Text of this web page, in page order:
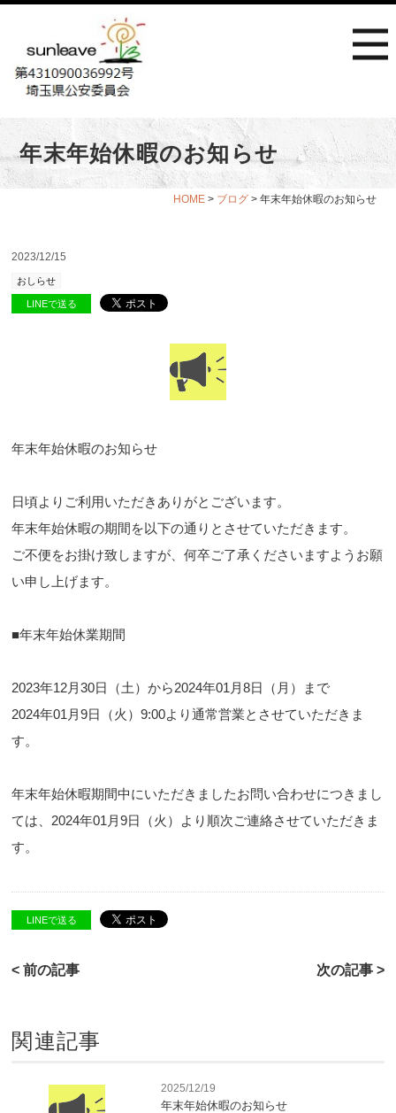
年末年始休暇のお知らせ
HOME> ブログ> 年末年始休暇のお知らせ
2023/12/15
おしらせ
LINEで送る
年末年始休暇のお知らせ
日頃よりご利用いただきありがとございます。
年末年始休暇の期間を以下の通りとさせていただきます。
ご不便をお掛け致しますが、何卒ご了承くださいますようお願
い申し上げます。
■年末年始休業期間
2023年12月30日（土）から2024年01月8日（月）まで
2024年01月9日（火）9:00より通常営業とさせていただきま
す。
年末年始休暇期間中にいただきましたお問い合わせにつきまし
ては、2024年01月9日（火）より順次ご連絡させていただきま
す。
LINEで送る
< 前の記事 次の記事 >
関連記事
2025/12/19
年末年始休暇のお知らせ